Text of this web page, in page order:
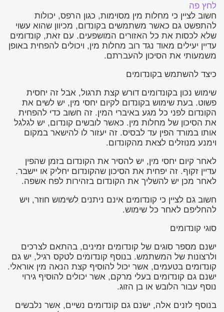
לחץ פה
חשוב לציין כי מחלות מין מסוימות, כגון הרפס, יכולות
להתפשט גם כאשר משתמשים בקונדום, מכיוון שהוא עשוי
שלא לכסות את כל האזורים המושפעים. עם זאת, קונדומים
עדיין יעילים מאוד נגד רוב מחלות מין, ויכולים להפחית באופן
משמעותי את הסיכון להעברתם.
כיצד להשתמש בקונדומים
שימוש נכון בקונדומים דורש קצת תרגול, אבל זה יחסית
פשוט. בעת שימוש בקונדום לקיום יחסי מין, יש לשים את
הקונדום לפני כל מגע באיברי המין. זה חשוב כדי להפחית
את הסיכון של מחלות מין. כאשר לובשים קונדום, יש לגלגל
אותו במורד הפין עד לבסיס. זה יעזור לו להישאר במקום
וימנע מנוזלים לצאת מהקונדום.
לאחר קיום יחסי מין, יש להסיר את הקונדום בזמן שהפין
עדיין זקוף. זה יפחית את הסיכון שהקונדום יחליק או יישבר.
לאחר מכן יש להשליך את הקונדום בזהירות לפח אשפה.
חשוב גם לציין כי קונדומים אינם ניתנים לשימוש חוזר, ויש
להחליפם לאחר כל שימוש.
סוגי קונדומים
ישנם מספר סוגים של קונדומים זמינים, בהתאם לצרכים
ולרצונות של המשתמש. בנוסף קונדומים לטקס רגיל, יש גם
קונדומים בטעמים, אשר יכול להוסיף קצת הנאה מין אוראלי.
ישנם גם קונדומים בעלי מרקם, אשר יכולים להוסיף גירוי
נוסף עבור הלובש או בן הזוג.
בנוסף לזנים אלה, ישנם גם קונדומים נשיים, אשר נלבשים